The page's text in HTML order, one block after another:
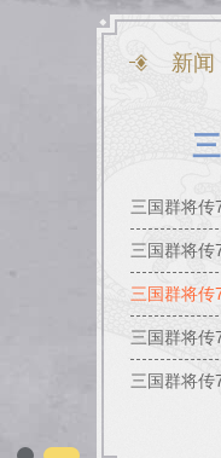
新闻
三国群将传
三国群将传
三国群将传
三国群将传
三国群将传